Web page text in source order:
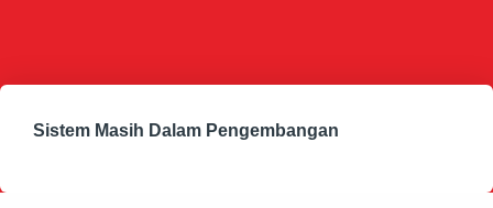
Sistem Masih Dalam Pengembangan